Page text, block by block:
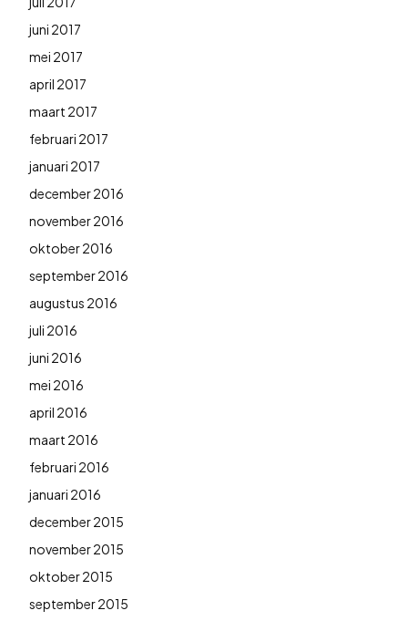
juni 2017
mei 2017
april 2017
maart 2017
februari 2017
januari 2017
december 2016
november 2016
oktober 2016
september 2016
augustus 2016
juli 2016
juni 2016
mei 2016
april 2016
maart 2016
februari 2016
januari 2016
december 2015
november 2015
oktober 2015
september 2015